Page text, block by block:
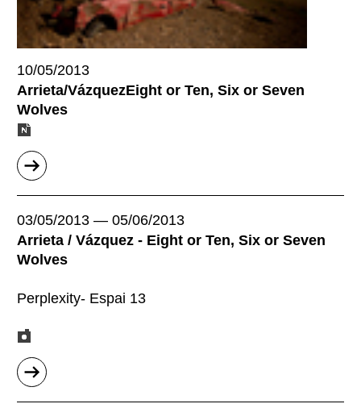
10/05/2013
Arrieta/VázquezEight or Ten, Six or Seven
Wolves
o
deu,
sis
o
llops"
03/05/2013 —05/06/2013
Arrieta / Vázquez - Eight or Ten, Six or Seven
Wolves
Perplexity- Espai 13